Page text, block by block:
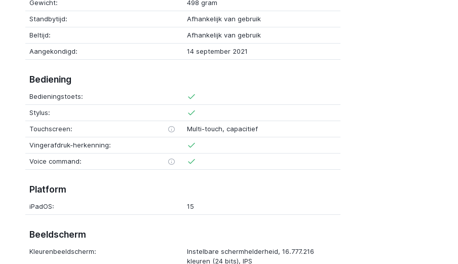
Gewicht:
498 gram
Standbytijd:
Afhankelijk van gebruik
Beltijd:
Afhankelijk van gebruik
Aangekondigd:
14 september 2021
Bediening
Bedieningstoets:
Stylus:
Touchscreen:
Multi-touch, capacitief
Vingerafdruk-herkenning:
Voice command:
Platform
iPadOS: 15
Beeldscherm
Kleurenbeeldscherm:
Instelbare schermhelderheid, 16.777.216
kleuren (24 bits), IPS